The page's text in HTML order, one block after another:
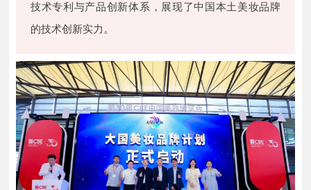
技术专利与产品创新体系，展现了中国本土美妆品牌
的技术创新实力。